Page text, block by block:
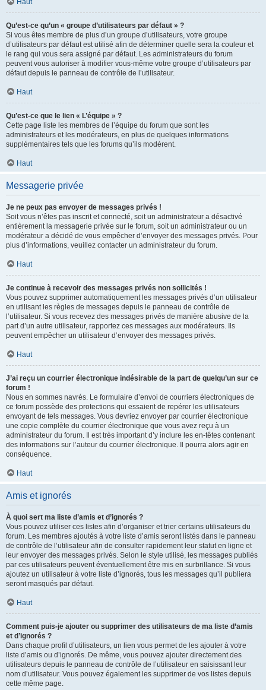
Haut
Qu’est-ce qu’un « groupe d’utilisateurs par défaut » ?
Si vous êtes membre de plus d’un groupe d’utilisateurs, votre groupe
d’utilisateurs par défaut est utilisé afin de déterminer quelle sera la couleur et
le rang qui vous sera assigné par défaut. Les administrateurs du forum
peuvent vous autoriser à modifier vous-même votre groupe d’utilisateurs par
défaut depuis le panneau de contrôle de l’utilisateur.
Haut
Qu’est-ce que le lien « L’équipe » ?
Cette page liste les membres de l’équipe du forum que sont les
administrateurs et les modérateurs, en plus de quelques informations
supplémentaires tels que les forums qu’ils modèrent.
Haut
Messagerie privée
Je ne peux pas envoyer de messages privés !
Soit vous n’êtes pas inscrit et connecté, soit un administrateur a désactivé
entièrement la messagerie privée sur le forum, soit un administrateur ou un
modérateur a décidé de vous empêcher d’envoyer des messages privés. Pour
plus d’informations, veuillez contacter un administrateur du forum.
Haut
Je continue à recevoir des messages privés non sollicités !
Vous pouvez supprimer automatiquement les messages privés d’un utilisateur
en utilisant les règles de messages depuis le panneau de contrôle de
l’utilisateur. Si vous recevez des messages privés de manière abusive de la
part d’un autre utilisateur, rapportez ces messages aux modérateurs. Ils
peuvent empêcher un utilisateur d’envoyer des messages privés.
Haut
J’ai reçu un courrier électronique indésirable de la part de quelqu’un sur ce
forum !
Nous en sommes navrés. Le formulaire d’envoi de courriers électroniques de
ce forum possède des protections qui essaient de repérer les utilisateurs
envoyant de tels messages. Vous devriez envoyer par courrier électronique
une copie complète du courrier électronique que vous avez reçu à un
administrateur du forum. Il est très important d’y inclure les en-têtes contenant
des informations sur l’auteur du courrier électronique. Il pourra alors agir en
conséquence.
Haut
Amis et ignorés
À quoi sert ma liste d’amis et d’ignorés ?
Vous pouvez utiliser ces listes afin d’organiser et trier certains utilisateurs du
forum. Les membres ajoutés à votre liste d’amis seront listés dans le panneau
de contrôle de l’utilisateur afin de consulter rapidement leur statut en ligne et
leur envoyer des messages privés. Selon le style utilisé, les messages publiés
par ces utilisateurs peuvent éventuellement être mis en surbrillance. Si vous
ajoutez un utilisateur à votre liste d’ignorés, tous les messages qu’il publiera
seront masqués par défaut.
Haut
Comment puis-je ajouter ou supprimer des utilisateurs de ma liste d’amis
et d’ignorés ?
Dans chaque profil d’utilisateurs, un lien vous permet de les ajouter à votre
liste d’amis ou d’ignorés. De même, vous pouvez ajouter directement des
utilisateurs depuis le panneau de contrôle de l’utilisateur en saisissant leur
nom d’utilisateur. Vous pouvez également les supprimer de vos listes depuis
cette même page.